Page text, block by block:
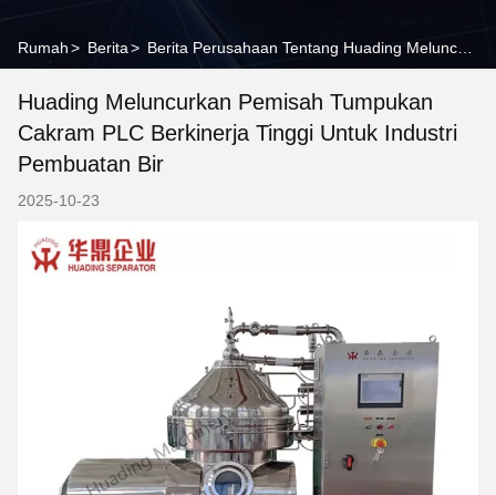
Rumah> Berita>
Huading Meluncurkan Pemisah Tumpukan
Cakram PLC Berkinerja Tinggi Untuk Industri
Pembuatan Bir
2025-10-23